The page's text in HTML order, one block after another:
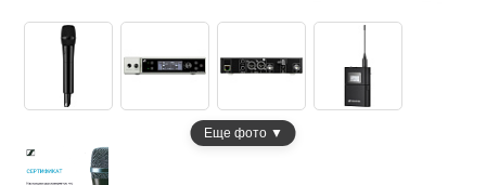
Еще фото ▼